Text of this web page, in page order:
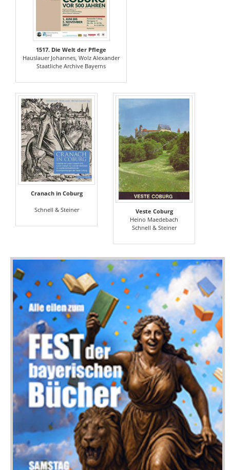
1517. Die Welt der Pflege
Hauslauer Johannes, Wolz Alexander
Staatliche Archive Bayerns
Cranach in Coburg
Schnell & Steiner
Veste Coburg
Heino Maedebach
Schnell & Steiner